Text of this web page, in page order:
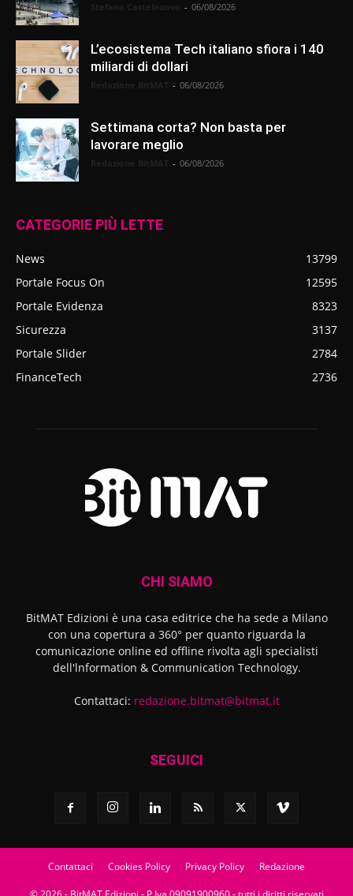
- 06/08/2026
L’ecosistema Tech italiano sfiora i 140
miliardi di dollari
- 06/08/2026
Settimana corta? Non basta per
lavorare meglio
- 06/08/2026
CATEGORIE PIÙ LETTE
News
13799
Portale Focus On
12595
Portale Evidenza
8323
Sicurezza
3137
Portale Slider
2784
FinanceTech
2736
CHI SIAMO
BitMAT Edizioni è una casa editrice che ha sede a Milano
con una copertura a 360° per quanto riguarda la
comunicazione online ed offline rivolta agli specialisti
dell'lnformation & Communication Technology.
Contattaci: redazione.bitmat@bitmat.it
SEGUICI
Contattaci Cookies Policy Privacy Policy Redazione